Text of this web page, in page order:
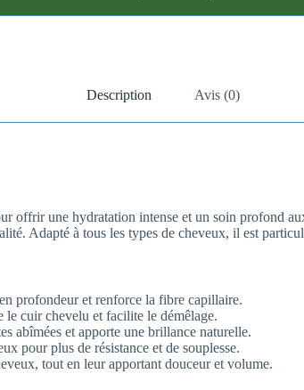
Description Avis (0)
offrir une hydratation intense et un soin profond
Adapté à tous les types de cheveux, il est
profondeur et renforce la fibre capillaire.
le cuir chevelu et facilite le démêlage.
abîmées et apporte une brillance naturelle.
pour plus de résistance et de souplesse.
tout en leur apportant douceur et volume.